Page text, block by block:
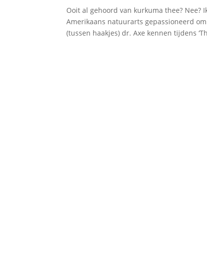
Ooit al gehoord van kurkuma thee? Nee?
Amerikaans natuurarts gepassioneerd
(tussen haakjes) dr. Axe kennen tijdens